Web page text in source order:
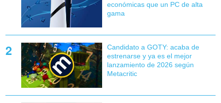
económicas que un PC de alta
gama
Candidato a GOTY: acaba de
estrenarse y ya es el mejor
lanzamiento de 2026 según
Metacritic